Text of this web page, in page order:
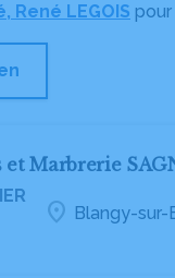
LEGOIS
et Marbrerie
location_on Blangy-sur-